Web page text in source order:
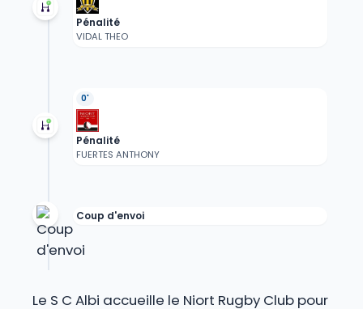
Pénalité
VIDAL THEO
0'
Pénalité
FUERTES ANTHONY
Coup d'envoi
Le S C Albi accueille le Niort Rugby Club pour